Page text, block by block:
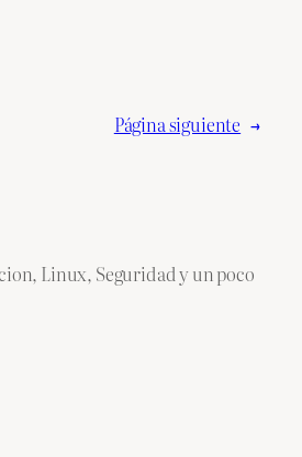
Página siguiente →
Linux, Seguridad y un poco